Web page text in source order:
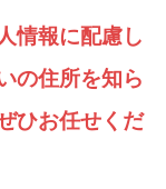
情報に配慮し
の住所を知ら
ひお任せくだ